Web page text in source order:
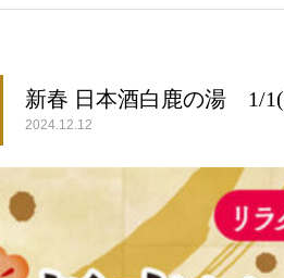
新春 日本酒白鹿の湯 1/
2024.12.12